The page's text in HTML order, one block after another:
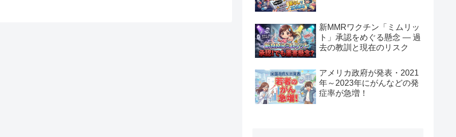
新MMRワクチン「ミムリッ
ト」承認をめぐる懸念 — 過
去の教訓と現在のリスク
アメリカ政府が発表・2021
年～2023年にがんなどの発
症率が急増！